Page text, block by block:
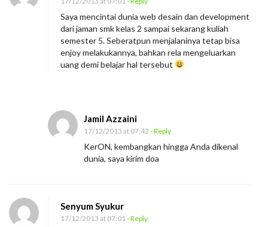
n
e
m
n
P
a
s
i
o
Saya mencintai dunia web desain dan development
dari jaman smk kelas 2 sampai sekarang kuliah
semester 5. Seberatpun menjalaninya tetap bisa
enjoy melakukannya, bahkan rela mengeluarkan
uang demi belajar hal tersebut
Jamil Azzaini
17/12/2013 at 07:42 - Reply
KerON, kembangkan hingga Anda dikenal
dunia, saya kirim doa
Senyum Syukur
17/12/2013 at 07:01 - Reply